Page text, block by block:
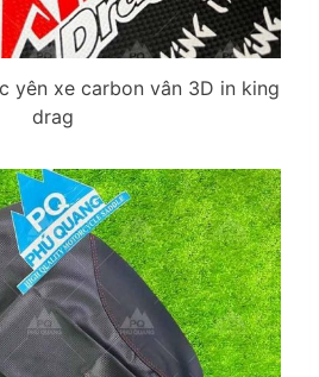
yên xe carbon vân 3D in king
drag